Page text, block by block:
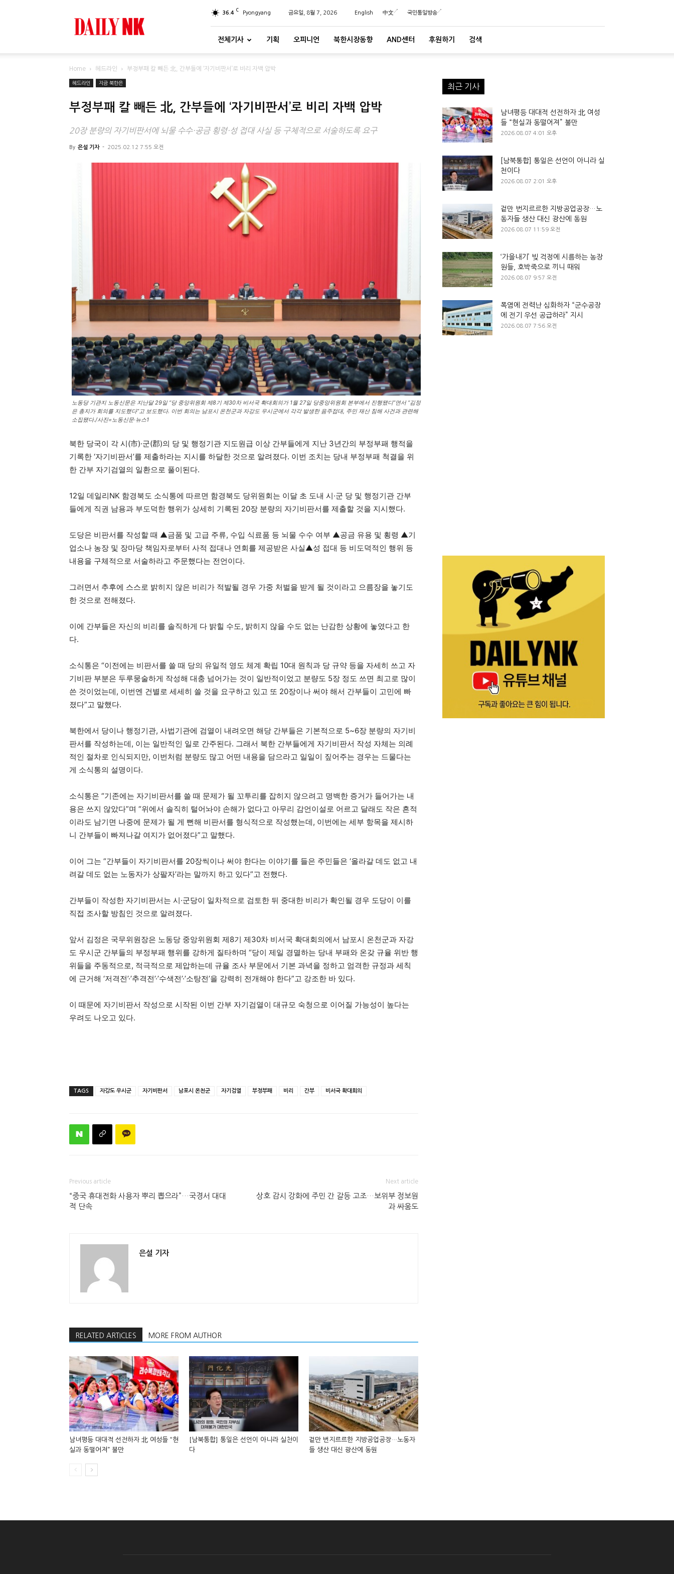
36.4 C Pyongyang 금요일, 8월 7, 2026 English 中文 국민통일방송
전체기사 기획 오피니언 북한시장동향 AND센터 후원하기 검색
Home 헤드라인 부정부패 칼 빼든 北, 간부들에 ‘자기비판서’로 비리 자백 압박
헤드라인 지금 북한은
부정부패 칼 빼든 北, 간부들에 ‘자기비판서’로 비리 자백 압박
20장 분량의 자기비판서에 뇌물 수수·공금 횡령·성 접대 사실 등 구체적으로 서술하도록 요구
By 은설 기자 - 2025.02.12 7:55 오전
노동당 기관지 노동신문은 지난달 29일 “당 중앙위원회 제8기 제30차 비서국 확대회의가 1월 27일 당중앙위원회 본부에서 진행됐디”면서 “김정
은 총지가 회의를 지도했다”고 보도했다. 이번 회의는 남포시 온천군과 자강도 우시군에서 각각 발생한 음주접대, 주민 재산 침해 사건과 관련해
소집됐다./사진=노동신문·뉴스1
북한 당국이 각 시(市)·군(郡)의 당 및 행정기관 지도원급 이상 간부들에게 지난 3년간의 부정부패 행적을
기록한 ‘자기비판서’를 제출하라는 지시를 하달한 것으로 알려졌다. 이번 조치는 당내 부정부패 척결을 위
한 간부 자기검열의 일환으로 풀이된다.
12일 데일리NK 함경북도 소식통에 따르면 함경북도 당위원회는 이달 초 도내 시·군 당 및 행정기관 간부
들에게 직권 남용과 부도덕한 행위가 상세히 기록된 20장 분량의 자기비판서를 제출할 것을 지시했다.
도당은 비판서를 작성할 때 ▲금품 및 고급 주류, 수입 식료품 등 뇌물 수수 여부 ▲공금 유용 및 횡령 ▲기
업소나 농장 및 장마당 책임자로부터 사적 접대나 연회를 제공받은 사실▲성 접대 등 비도덕적인 행위 등
내용을 구체적으로 서술하라고 주문했다는 전언이다.
그러면서 추후에 스스로 밝히지 않은 비리가 적발될 경우 가중 처벌을 받게 될 것이라고 으름장을 놓기도
한 것으로 전해졌다.
이에 간부들은 자신의 비리를 솔직하게 다 밝힐 수도, 밝히지 않을 수도 없는 난감한 상황에 놓였다고 한
다.
소식통은 “이전에는 비판서를 쓸 때 당의 유일적 영도 체계 확립 10대 원칙과 당 규약 등을 자세히 쓰고 자
기비판 부분은 두루뭉술하게 작성해 대충 넘어가는 것이 일반적이었고 분량도 5장 정도 쓰면 최고로 많이
쓴 것이었는데, 이번엔 건별로 세세히 쓸 것을 요구하고 있고 또 20장이나 써야 해서 간부들이 고민에 빠
졌다”고 말했다.
북한에서 당이나 행정기관, 사법기관에 검열이 내려오면 해당 간부들은 기본적으로 5~6장 분량의 자기비
판서를 작성하는데, 이는 일반적인 일로 간주된다. 그래서 북한 간부들에게 자기비판서 작성 자체는 의례
적인 절차로 인식되지만, 이번처럼 분량도 많고 어떤 내용을 담으라고 일일이 짚어주는 경우는 드물다는
게 소식통의 설명이다.
소식통은 “기존에는 자기비판서를 쓸 때 문제가 될 꼬투리를 잡히지 않으려고 명백한 증거가 들어가는 내
용은 쓰지 않았다”며 “위에서 솔직히 털어놔야 손해가 없다고 아무리 감언이설로 어르고 달래도 작은 흔적
이라도 남기면 나중에 문제가 될 게 뻔해 비판서를 형식적으로 작성했는데, 이번에는 세부 항목을 제시하
니 간부들이 빠져나갈 여지가 없어졌다”고 말했다.
이어 그는 “간부들이 자기비판서를 20장씩이나 써야 한다는 이야기를 들은 주민들은 ‘올라갈 데도 없고 내
려갈 데도 없는 노동자가 상팔자’라는 말까지 하고 있다”고 전했다.
간부들이 작성한 자기비판서는 시·군당이 일차적으로 검토한 뒤 중대한 비리가 확인될 경우 도당이 이를
직접 조사할 방침인 것으로 알려졌다.
앞서 김정은 국무위원장은 노동당 중앙위원회 제8기 제30차 비서국 확대회의에서 남포시 온천군과 자강
도 우시군 간부들의 부정부패 행위를 강하게 질타하며 “당이 제일 경멸하는 당내 부패와 온갖 규율 위반 행
위들을 주동적으로, 적극적으로 제압하는데 규율 조사 부문에서 기본 과녁을 정하고 엄격한 규정과 세칙
에 근거해 ‘저격전’·’추격전’·’수색전’·’소탕전’을 강력히 전개해야 한다”고 강조한 바 있다.
이 때문에 자기비판서 작성으로 시작된 이번 간부 자기검열이 대규모 숙청으로 이어질 가능성이 높다는
우려도 나오고 있다.
TAGS 자강도 우시군 자기비판서 남포시 온천군 자기검열 부정부패 비리 간부 비서국 확대회의
Previous article
“중국 휴대전화 사용자 뿌리 뽑으라”…국경서 대대
적 단속
Next article
상호 감시 강화에 주민 간 갈등 고조…보위부 정보원
과 싸움도
은설 기자
RELATED ARTICLES MORE FROM AUTHOR
남녀평등 대대적 선전하자 北 여성들 “현
실과 동떨어져” 불만
[남북통합] 통일은 선언이 아니라 실천이
다
겉만 번지르르한 지방공업공장…노동자
들 생산 대신 광산에 동원
최근 기사
남녀평등 대대적 선전하자 北 여성
들 “현실과 동떨어져” 불만
2026.08.07 4:01 오후
[남북통합] 통일은 선언이 아니라 실
천이다
2026.08.07 2:01 오후
겉만 번지르르한 지방공업공장…노
동자들 생산 대신 광산에 동원
2026.08.07 11:59 오전
‘가을내기’ 빚 걱정에 시름하는 농장
원들, 호박죽으로 끼니 때워
2026.08.07 9:57 오전
폭염에 전력난 심화하자 “군수공장
에 전기 우선 공급하라” 지시
2026.08.07 7:56 오전